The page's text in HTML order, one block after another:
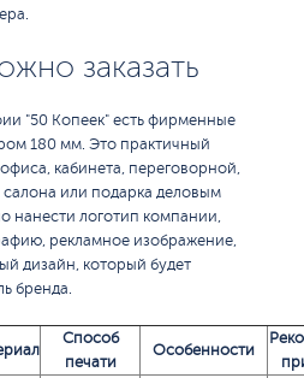
заказать
"50 Копеек" есть фирменные
180 мм. Это практичный
кабинета, переговорной,
или подарка деловым
нанести логотип компании,
рекламное изображение,
дизайн, который будет
бренда.
Способ
печати
Особенности